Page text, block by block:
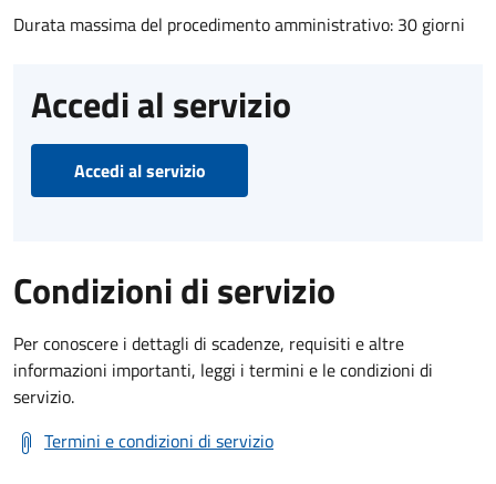
Durata massima del procedimento amministrativo: 30 giorni
Accedi al servizio
Accedi al servizio
Condizioni di servizio
Per conoscere i dettagli di scadenze, requisiti e altre
informazioni importanti, leggi i termini e le condizioni di
servizio.
Termini e condizioni di servizio